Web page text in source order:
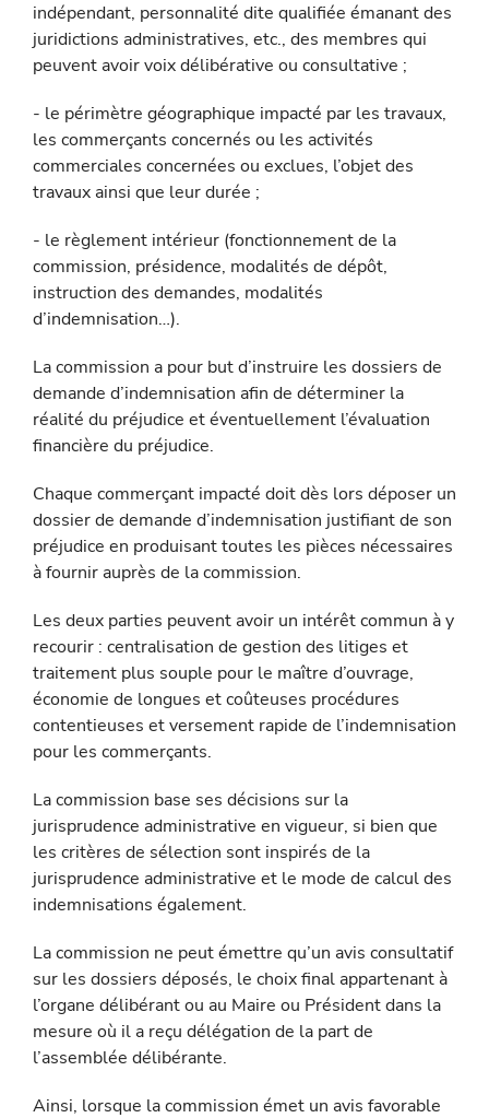
indépendant, person­nalité dite qualifiée émanant des
juridictions administratives, etc., des membres qui
peuvent avoir voix délibérative ou consultative ;
- le périmètre géographique impacté par les travaux,
les commer­çants concernés ou les activités
commerciales concernées ou exclues, l’objet des
travaux ainsi que leur durée ;
- le règlement intérieur (fonctionnement de la
commission, prési­dence, modalités de dépôt,
instruction des demandes, modalités
d’indemnisation…).
La commission a pour but d’instruire les dossiers de
demande d’indemnisation afin de déterminer la
réalité du préjudice et éven­tuellement l’évaluation
financière du préjudice.
Chaque commerçant impacté doit dès lors déposer un
dossier de demande d’indemnisation justifiant de son
préjudice en produisant toutes les pièces nécessaires
à fournir auprès de la commission.
Les deux parties peuvent avoir un intérêt commun à y
recourir : centralisation de gestion des litiges et
traitement plus souple pour le maître d’ouvrage,
économie de longues et coûteuses procédures
contentieuses et versement rapide de l’indemnisation
pour les commerçants.
La commission base ses décisions sur la
jurisprudence adminis­trative en vigueur, si bien que
les critères de sélection sont ins­pirés de la
jurisprudence administrative et le mode de calcul des
indemnisations également.
La commission ne peut émettre qu’un avis consultatif
sur les dos­siers déposés, le choix final appartenant à
l’organe délibérant ou au Maire ou Président dans la
mesure où il a reçu délégation de la part de
l’assemblée délibérante.
Ainsi, lorsque la commission émet un avis favorable